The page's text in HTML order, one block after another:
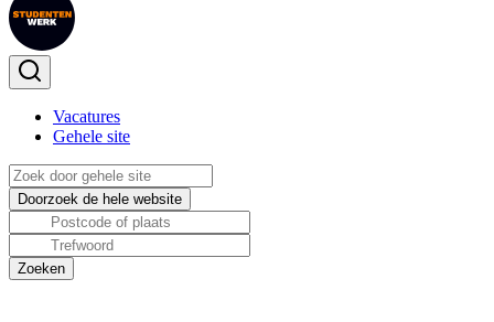
Vacatures
Gehele site